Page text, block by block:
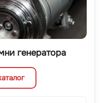
генератора